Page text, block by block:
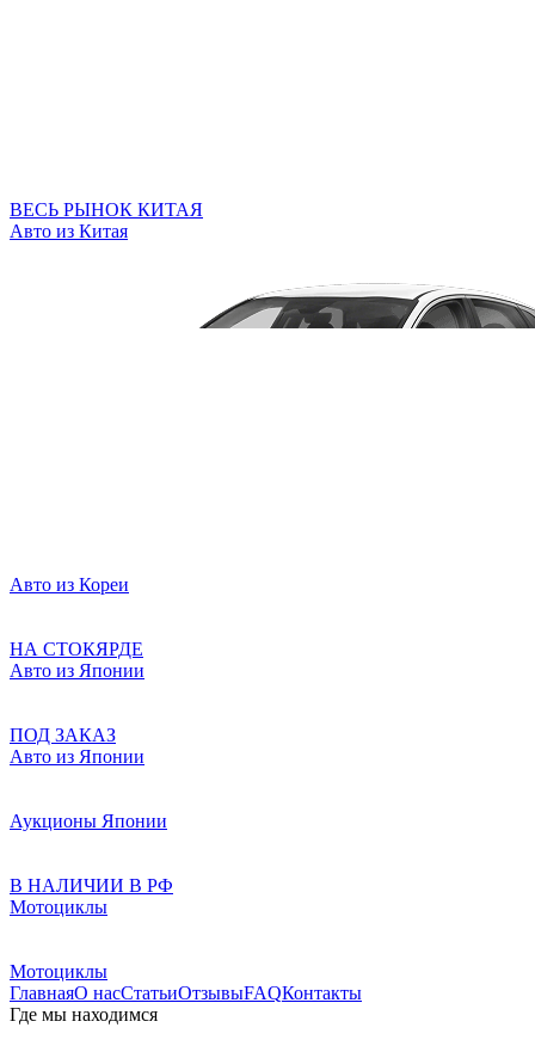
ВЕСЬ РЫНОК КИТАЯ
Авто из Китая
Авто из Кореи
НА СТОКЯРДЕ
Авто из Японии
ПОД ЗАКАЗ
Авто из Японии
Аукционы Японии
В НАЛИЧИИ В РФ
Мотоциклы
Мотоциклы
ГлавнаяО насСтатьиОтзывыFAQКонтакты
Где мы находимся